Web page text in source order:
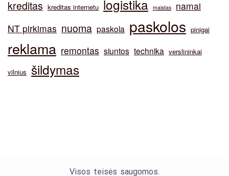
kreditas kreditas internetu logistika maistas
namai
NT pirkimas nuoma paskola paskolos pinigai
reklama remontas siuntos technika verslininkai
vilnius šildymas
Visos teisės saugomos.